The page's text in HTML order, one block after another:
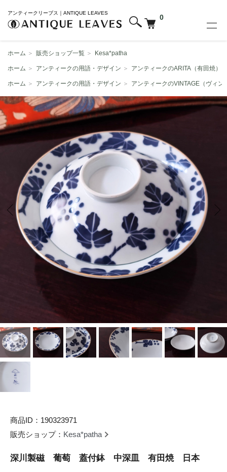
アンティークリーブス｜ANTIQUE LEAVES
0
ホーム ＞ 販売ショップ一覧 ＞ Kesa*patha
ホーム ＞ アンティークの用語・デザイン ＞ アンティークのARITA（有田焼）
ホーム ＞ アンティークの用語・デザイン ＞ アンティークのVINTAGE（ヴィン
商品ID：190323971
販売ショップ： Kesa*patha
深川製磁 葡萄 蓋付鉢 中深皿 有田焼 日本